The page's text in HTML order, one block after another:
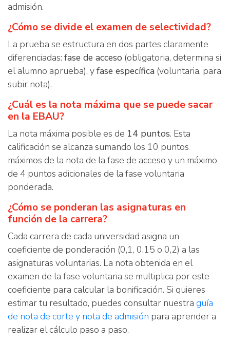
admisión.
¿Cómo se divide el examen de selectividad?
La prueba se estructura en dos partes claramente
diferenciadas: fase de acceso (obligatoria, determina si
el alumno aprueba), yfase específica (voluntaria, para
subir nota).
¿Cuál es la nota máxima que se puede sacar
en la EBAU?
La nota máxima posible es de 14 puntos. Esta
calificación se alcanza sumando los 10 puntos
máximos de la nota de la fase de acceso y un máximo
de 4 puntos adicionales de la fase voluntaria
ponderada.
¿Cómo se ponderan las asignaturas en
función de la carrera?
Cada carrera de cada universidad asigna un
coeficiente de ponderación (0,1, 0,15 o 0,2) a las
asignaturas voluntarias. La nota obtenida en el
examen de la fase voluntaria se multiplica por este
coeficiente para calcular la bonificación. Si quieres
estimar tu resultado, puedes consultar nuestra guía
de nota de corte y nota de admisión para aprender a
realizar el cálculo paso a paso.